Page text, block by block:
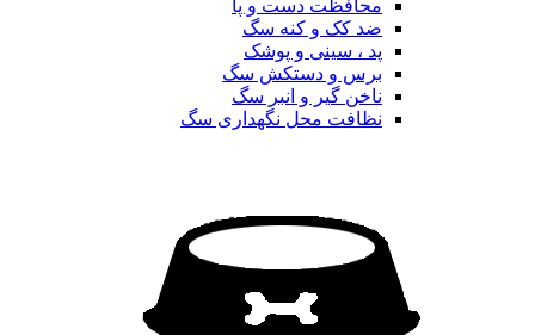
محافظت دست و پا
ضد کک و کنه سگ
پد ، سینی و پوشک
برس و دستکش سگ
ناخن گیر و انبر سگ
نظافت محل نگهداری سگ